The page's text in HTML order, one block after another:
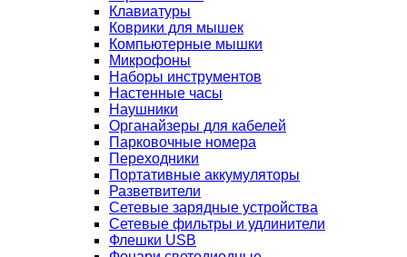
Клавиатуры
Коврики для мышек
Компьютерные мышки
Микрофоны
Наборы инструментов
Настенные часы
Наушники
Органайзеры для кабелей
Парковочные номера
Переходники
Портативные аккумуляторы
Разветвители
Сетевые зарядные устройства
Сетевые фильтры и удлинители
Флешки USB